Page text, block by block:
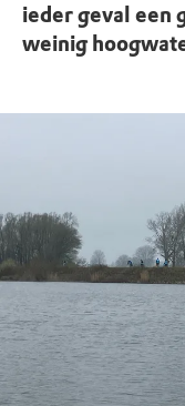
ieder geval een
weinig